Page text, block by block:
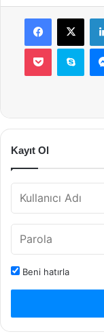
Facebook
X
Pocket
Kayıt Ol
Beni hatırla